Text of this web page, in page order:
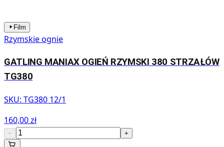
Film
Rzymskie ognie
GATLING MANIAX OGIEŃ RZYMSKI 380 STRZAŁÓW
TG380
SKU: TG380 12/1
160,00 zł
− +